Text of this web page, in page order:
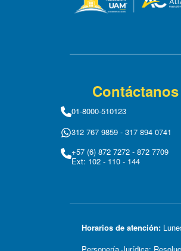
Contáctanos
01-8000-510123
312 767 9859 - 317 894 0741
+57 (6) 872 7272 - 872 7709
Ext: 102 - 110 - 144
Horarios de atención: